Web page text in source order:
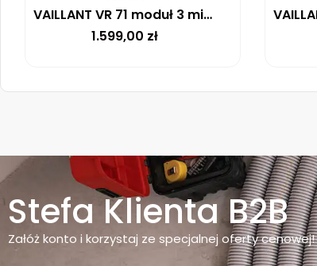
VAILLANT VR 71 moduł 3 mieszaczy do regulatora multiMATIC VRC 700
1.599,00 zł
Stefa Klienta B2B
Załóż konto i korzystaj ze specjalnej oferty cenowej!